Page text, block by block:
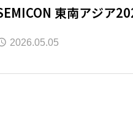
東南アジア
2026.05.05